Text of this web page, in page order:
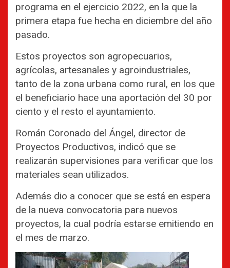
programa en el ejercicio 2022, en la que la
primera etapa fue hecha en diciembre del año
pasado.
Estos proyectos son agropecuarios,
agrícolas, artesanales y agroindustriales,
tanto de la zona urbana como rural, en los que
el beneficiario hace una aportación del 30 por
ciento y el resto el ayuntamiento.
Román Coronado del Ángel, director de
Proyectos Productivos, indicó que se
realizarán supervisiones para verificar que los
materiales sean utilizados.
Además dio a conocer que se está en espera
de la nueva convocatoria para nuevos
proyectos, la cual podría estarse emitiendo en
el mes de marzo.